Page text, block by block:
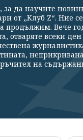
да научите
от „Клуб Z“. Ние
продължим. Вече
отваряте всеки
на